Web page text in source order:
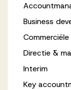
Business
Directie &
Interim
Key